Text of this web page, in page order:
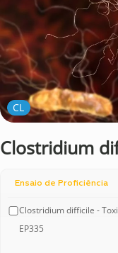
CL
Clostridium
Ensaio de Proficiência
Clostridium difficile -
EP335